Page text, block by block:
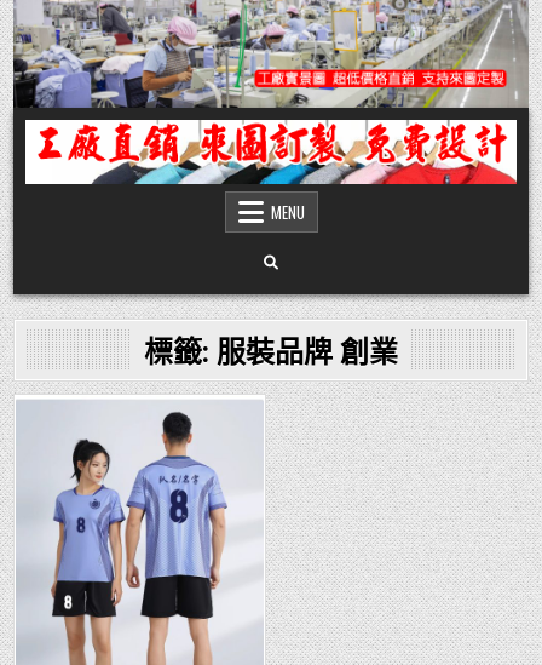
Skip
to
content
團體服
團體服製作,公司企業工作制服POLO衫T恤訂製推薦,做班系校服定製價格,台灣香
港客製化衣服裝工廠商
MENU
標籤: 服裝品牌 創業
in